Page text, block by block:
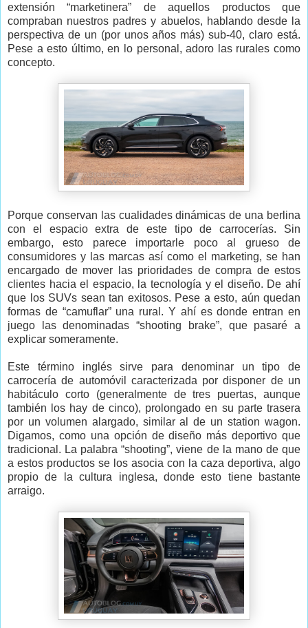
extensión “marketinera” de aquellos productos que
compraban nuestros padres y abuelos, hablando desde la
perspectiva de un (por unos años más) sub-40, claro está.
Pese a esto último, en lo personal, adoro las rurales como
concepto.
Porque conservan las cualidades dinámicas de una berlina
con el espacio extra de este tipo de carrocerías. Sin
embargo, esto parece importarle poco al grueso de
consumidores y las marcas así como el marketing, se han
encargado de mover las prioridades de compra de estos
clientes hacia el espacio, la tecnología y el diseño. De ahí
que los SUVs sean tan exitosos. Pese a esto, aún quedan
formas de “camuflar”una rural. Y ahí es donde entran en
juego las denominadas “shooting brake”, que pasaré a
explicar someramente.
Este término inglés sirve para denominar un tipo de
carrocería de automóvil caracterizada por disponer de un
habitáculo corto (generalmente de tres puertas, aunque
también los hay de cinco), prolongado en su parte trasera
por un volumen alargado, similar al de un station wagon.
Digamos, como una opción de diseño más deportivo que
tradicional. La palabra “shooting”, viene de la mano de que
a estos productos se los asocia con la caza deportiva, algo
propio de la cultura inglesa, donde esto tiene bastante
arraigo.